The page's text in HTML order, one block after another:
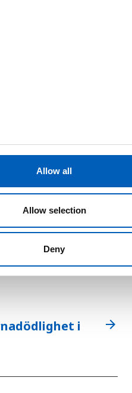
Allow all
Allow selection
Deny
i
arrow_forward